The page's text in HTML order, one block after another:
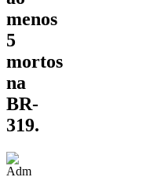
menos
5
mortos
na
BR-
319.